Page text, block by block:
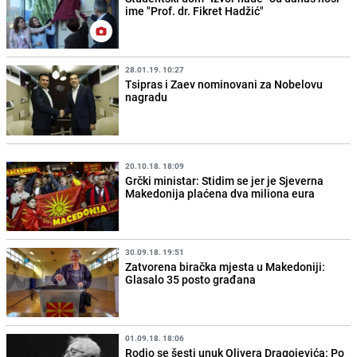
ime "Prof. dr. Fikret Hadžić"
28.01.19. 10:27
Tsipras i Zaev nominovani za Nobelovu
nagradu
20.10.18. 18:09
Grčki ministar: Stidim se jer je Sjeverna
Makedonija plaćena dva miliona eura
30.09.18. 19:51
Zatvorena biračka mjesta u Makedoniji:
Glasalo 35 posto građana
01.09.18. 18:06
Rodio se šesti unuk Olivera Dragojevića: Po